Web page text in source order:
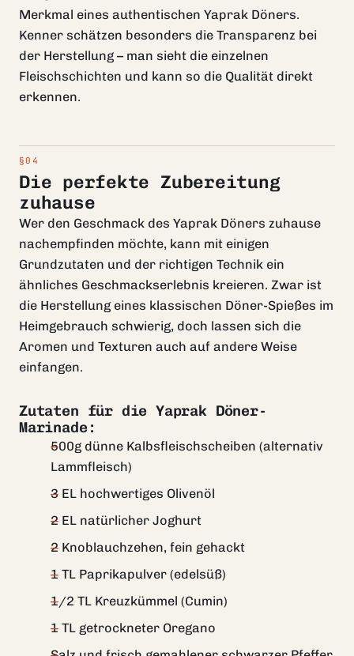
Merkmal eines authentischen Yaprak Döners.
Kenner schätzen besonders die Transparenz bei
der Herstellung – man sieht die einzelnen
Fleischschichten und kann so die Qualität direkt
erkennen.
Die perfekte Zubereitung
zuhause
Wer den Geschmack des Yaprak Döners zuhause
nachempfinden möchte, kann mit einigen
Grundzutaten und der richtigen Technik ein
ähnliches Geschmackserlebnis kreieren. Zwar ist
die Herstellung eines klassischen Döner-Spießes im
Heimgebrauch schwierig, doch lassen sich die
Aromen und Texturen auch auf andere Weise
einfangen.
Zutaten für die Yaprak Döner-
Marinade:
500g dünne Kalbsfleischscheiben (alternativ
Lammfleisch)
3 EL hochwertiges Olivenöl
2 EL natürlicher Joghurt
2 Knoblauchzehen, fein gehackt
1 TL Paprikapulver (edelsüß)
1/2 TL Kreuzkümmel (Cumin)
1 TL getrockneter Oregano